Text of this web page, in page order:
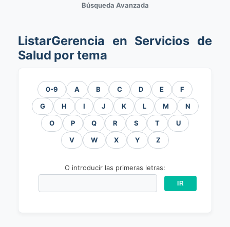
Búsqueda Avanzada
ListarGerencia en Servicios de
Salud por tema
0-9 A B C D E F
G H I J K L M N
O P Q R S T U
V W X Y Z
O introducir las primeras letras: